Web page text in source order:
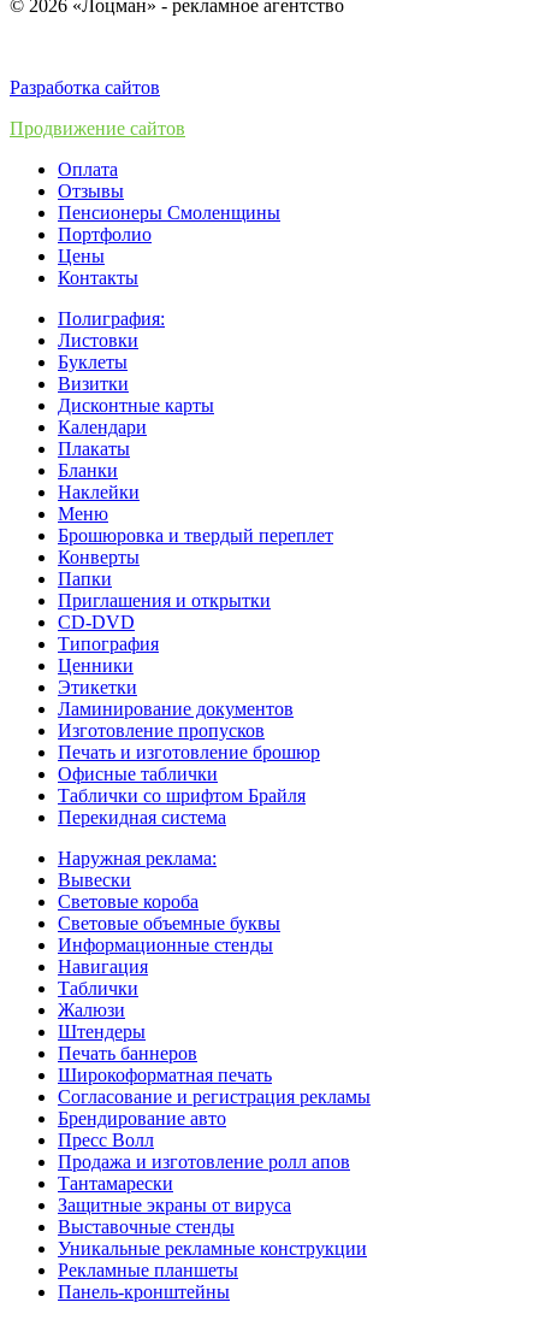
© 2026 «Лоцман» - рекламное агентство
Разработка сайтов
Продвижение сайтов
Оплата
Отзывы
Пенсионеры Смоленщины
Портфолио
Цены
Контакты
Полиграфия:
Листовки
Буклеты
Визитки
Дисконтные карты
Календари
Плакаты
Бланки
Наклейки
Меню
Брошюровка и твердый переплет
Конверты
Папки
Приглашения и открытки
CD-DVD
Типография
Ценники
Этикетки
Ламинирование документов
Изготовление пропусков
Печать и изготовление брошюр
Офисные таблички
Таблички со шрифтом Брайля
Перекидная система
Наружная реклама:
Вывески
Световые короба
Световые объемные буквы
Информационные стенды
Навигация
Таблички
Жалюзи
Штендеры
Печать баннеров
Широкоформатная печать
Согласование и регистрация рекламы
Брендирование авто
Пресс Волл
Продажа и изготовление ролл апов
Тантамарески
Защитные экраны от вируса
Выставочные стенды
Уникальные рекламные конструкции
Рекламные планшеты
Панель-кронштейны